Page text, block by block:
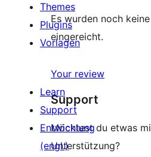
Es wurden noch
eingereicht.
Your review
Support
Möchtest du etwas
Unterstützung?
Themes
Plugins
Vorlagen
Learn
Support
Entwicklung
(engl.)